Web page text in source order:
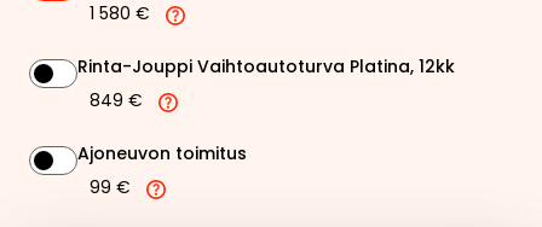
1 580 €
Rinta-Jouppi Vaihtoautoturva Platina, 12kk
849 €
Ajoneuvon toimitus
99 €